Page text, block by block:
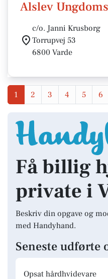
Alslev
c/o. Janni Krusborg
Torrupvej 53
6800 Varde
1 2 3 4 5 6
Få billig
private i
Beskriv din opgave og
med Handyhand.
Seneste udførte
Opsat hårdhvidevare